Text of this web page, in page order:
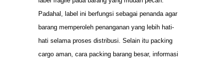
Padahal, label ini berfungsi sebagai penanda agar
barang memperoleh penanganan yang lebih hati-
hati selama proses distribusi. Selain itu packing
cargo aman, cara packing barang besar, informasi